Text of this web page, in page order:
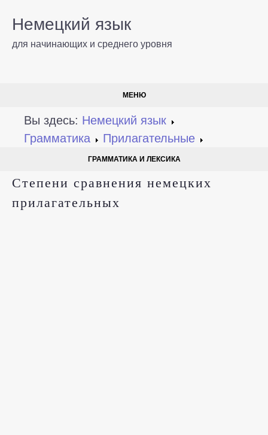
Немецкий язык
для начинающих и среднего уровня
МЕНЮ
Вы здесь: Немецкий язык
Грамматика
Прилагательные
ГРАММАТИКА И ЛЕКСИКА
Степени сравнения немецких
прилагательных